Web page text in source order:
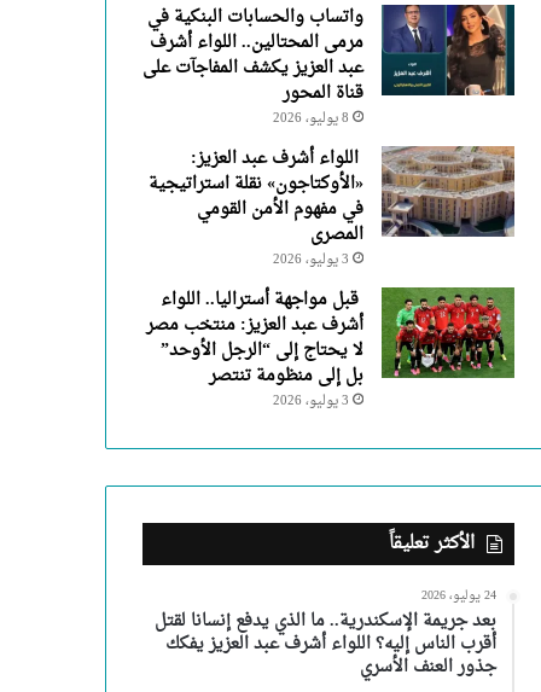
واتساب والحسابات البنكية في
مرمى المحتالين.. اللواء أشرف
عبد العزيز يكشف المفاجآت على
قناة المحور
8 يوليو، 2026
اللواء أشرف عبد العزيز:
«الأوكتاجون» نقلة استراتيجية
في مفهوم الأمن القومي
المصرى
3 يوليو، 2026
قبل مواجهة أستراليا.. اللواء
أشرف عبد العزيز: منتخب مصر
لا يحتاج إلى “الرجل الأوحد”
بل إلى منظومة تنتصر
3 يوليو، 2026
الأكثر تعليقاً
24 يوليو، 2026
بعد جريمة الإسكندرية.. ما الذي يدفع إنسانا لقتل
أقرب الناس إليه؟ اللواء أشرف عبد العزيز يفكك
جذور العنف الأسري